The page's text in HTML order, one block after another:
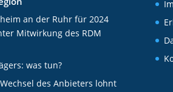
an der Ruhr für 2024
Mitwirkung des RDM
was tun?
des Anbieters lohnt